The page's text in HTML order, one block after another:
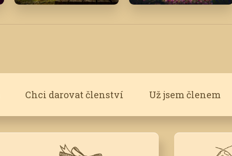
Chci darovat členství Už jsem členem